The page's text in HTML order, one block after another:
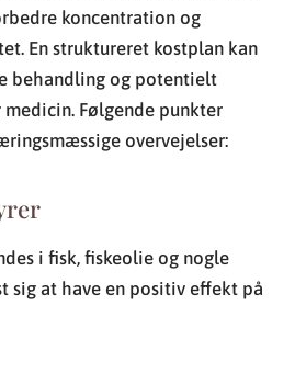
koncentration og
En struktureret kostplan kan
behandling og potentielt
Følgende punkter
overvejelser:
i fisk, fiskeolie og nogle
sig at have en positiv effekt på